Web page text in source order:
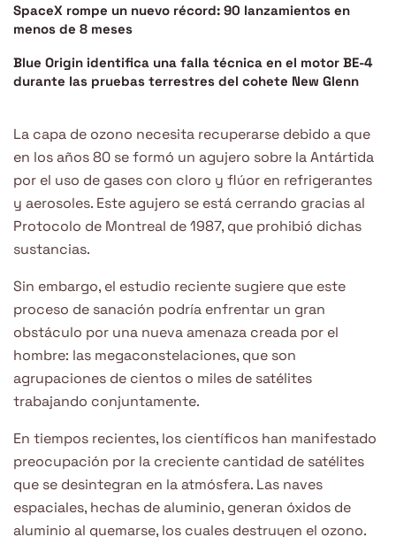
SpaceX rompe un nuevo récord: 90 lanzamientos en
menos de 8 meses
Blue Origin identifica una falla técnica en el motor BE-4
durante las pruebas terrestres del cohete New Glenn
La capa de ozono necesita recuperarse debido a que
en los años 80 se formó un agujero sobre la Antártida
por el uso de gases con cloro y flúor en refrigerantes
y aerosoles. Este agujero se está cerrando gracias al
Protocolo de Montreal de 1987, que prohibió dichas
sustancias.
Sin embargo, el estudio reciente sugiere que este
proceso de sanación podría enfrentar un gran
obstáculo por una nueva amenaza creada por el
hombre: las megaconstelaciones, que son
agrupaciones de cientos o miles de satélites
trabajando conjuntamente.
En tiempos recientes, los científicos han manifestado
preocupación por la creciente cantidad de satélites
que se desintegran en la atmósfera. Las naves
espaciales, hechas de aluminio, generan óxidos de
aluminio al quemarse, los cuales destruyen el ozono.